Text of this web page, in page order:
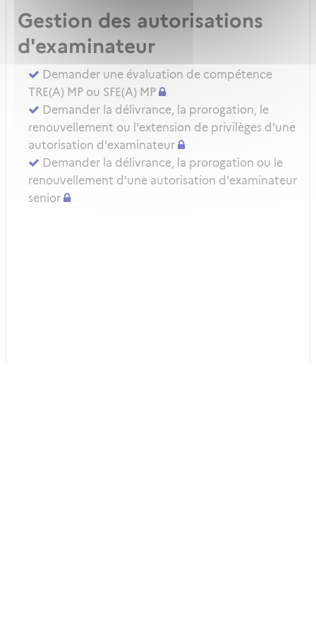
Gestion des autorisations
d'examinateur
Demander une évaluation de compétence
TRE(A) MP ou SFE(A) MP
Demander la délivrance, la prorogation, le
renouvellement ou l'extension de privilèges d'une
autorisation d'examinateur
Demander la délivrance, la prorogation ou le
renouvellement d'une autorisation d'examinateur
senior